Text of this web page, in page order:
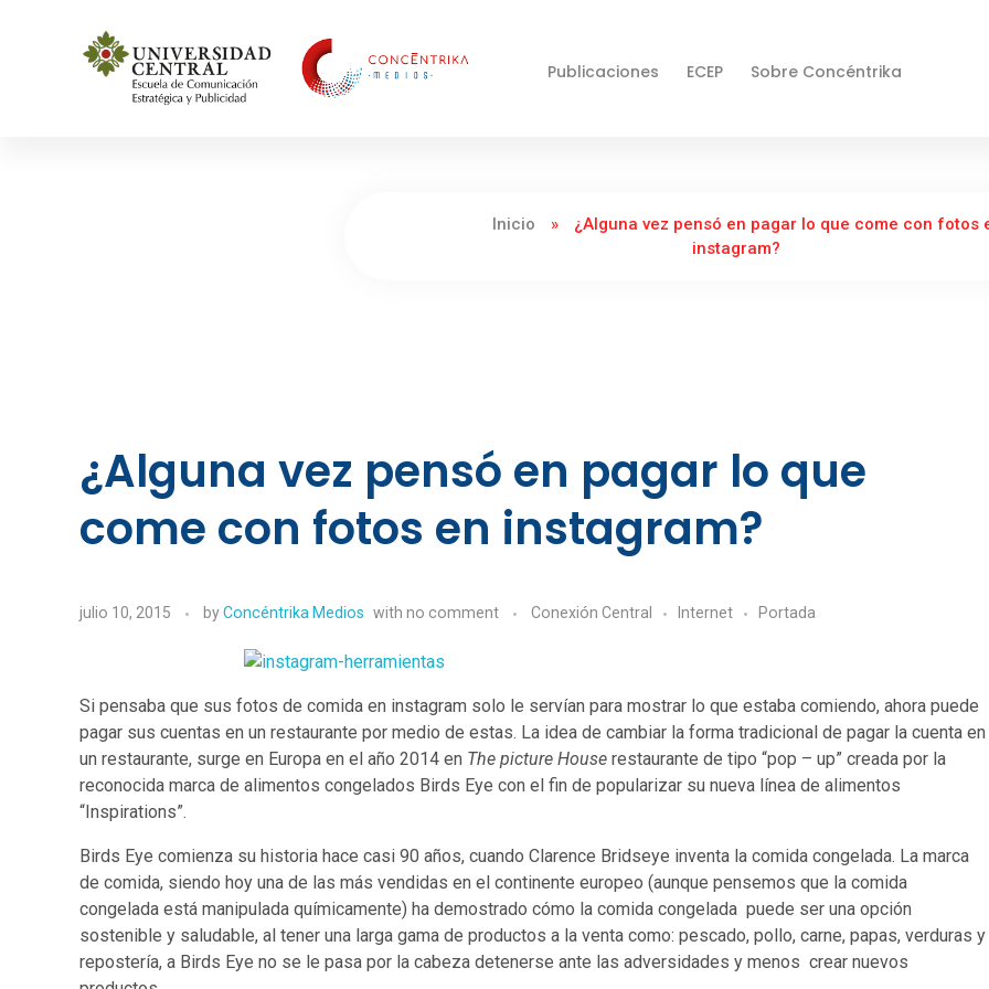
Publicaciones ECEP Sobre Concéntrika
Inicio »
¿Alguna vez pensó en pagar lo que come con fotos
instagram?
¿Alguna vez pensó en pagar lo que
come con fotos en instagram?
julio 10, 2015 byConcéntrika Medios with no comment Conexión Central Internet Portada
Si pensaba que sus fotos de comida en instagram solo le servían para mostrar lo que estaba comiendo, ahora puede
pagar sus cuentas en un restaurante por medio de estas. La idea de cambiar la forma tradicional de pagar la cuenta en
un restaurante, surge en Europa en el año 2014 en The picture House restaurante de tipo “pop – up” creada por la
reconocida marca de alimentos congelados Birds Eye con el fin de popularizar su nueva línea de alimentos
“Inspirations”.
Birds Eye comienza su historia hace casi 90 años, cuando Clarence Bridseye inventa la comida congelada. La marca
de comida, siendo hoy una de las más vendidas en el continente europeo (aunque pensemos que la comida
congelada está manipulada químicamente) ha demostrado cómo la comida congelada puede ser una opción
sostenible y saludable, al tener una larga gama de productos a la venta como: pescado, pollo, carne, papas, verduras y
repostería, a Birds Eye no se le pasa por la cabeza detenerse ante las adversidades y menos crear nuevos